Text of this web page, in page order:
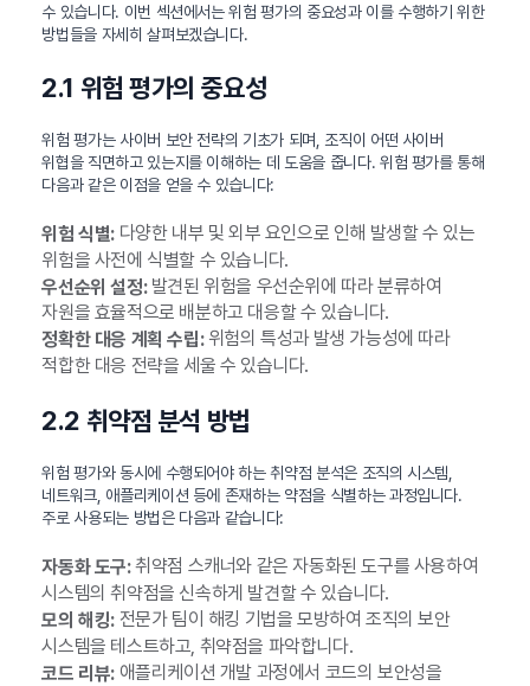
수 있습니다. 이번 섹션에서는 위험 평가의 중요성과 이를 수행하기 위한
방법들을 자세히 살펴보겠습니다.
2.1 위험 평가의 중요성
위험 평가는 사이버 보안 전략의 기초가 되며, 조직이 어떤 사이버
위협을 직면하고 있는지를 이해하는 데 도움을 줍니다. 위험 평가를 통해
다음과 같은 이점을 얻을 수 있습니다:
위험 식별:다양한 내부 및 외부 요인으로 인해 발생할 수 있는
위험을 사전에 식별할 수 있습니다.
우선순위 설정:발견된 위험을 우선순위에 따라 분류하여
자원을 효율적으로 배분하고 대응할 수 있습니다.
정확한 대응 계획 수립:위험의 특성과 발생 가능성에 따라
적합한 대응 전략을 세울 수 있습니다.
2.2 취약점 분석 방법
위험 평가와 동시에 수행되어야 하는 취약점 분석은 조직의 시스템,
네트워크, 애플리케이션 등에 존재하는 약점을 식별하는 과정입니다.
주로 사용되는 방법은 다음과 같습니다:
자동화 도구:취약점 스캐너와 같은 자동화된 도구를 사용하여
시스템의 취약점을 신속하게 발견할 수 있습니다.
모의 해킹:전문가 팀이 해킹 기법을 모방하여 조직의 보안
시스템을 테스트하고, 취약점을 파악합니다.
코드 리뷰:애플리케이션 개발 과정에서 코드의 보안성을